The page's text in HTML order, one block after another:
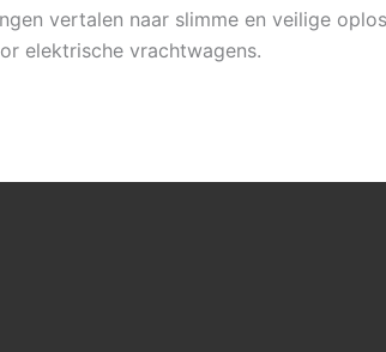
vertalen naar slimme en veilige
elektrische vrachtwagens.